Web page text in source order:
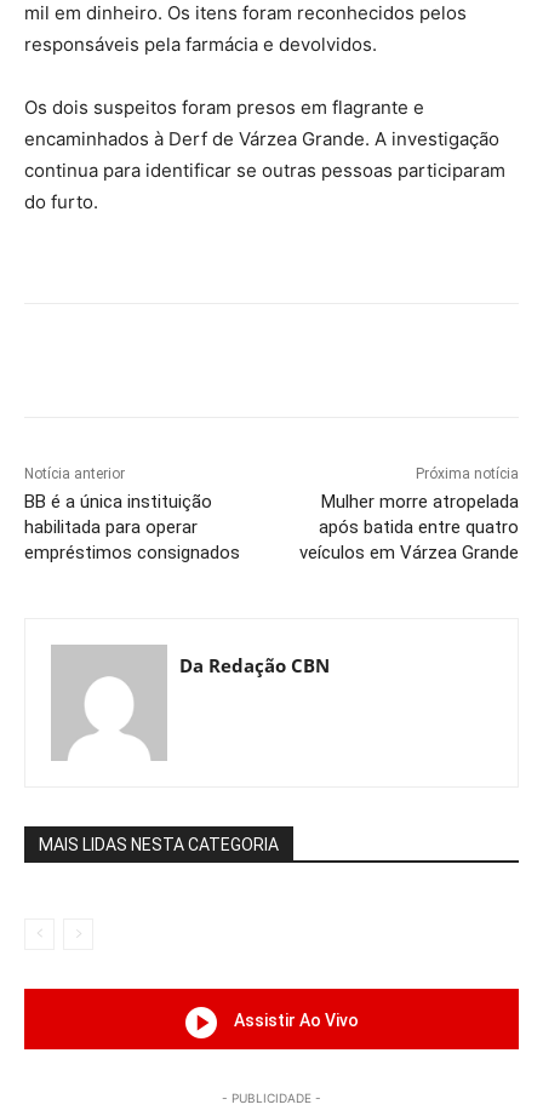
mil em dinheiro. Os itens foram reconhecidos pelos
responsáveis pela farmácia e devolvidos.
Os dois suspeitos foram presos em flagrante e
encaminhados à Derf de Várzea Grande. A investigação
continua para identificar se outras pessoas participaram
do furto.
Notícia anterior
BB é a única instituição
habilitada para operar
empréstimos consignados
Próxima notícia
Mulher morre atropelada
após batida entre quatro
veículos em Várzea Grande
Da Redação CBN
MAIS LIDAS NESTA CATEGORIA
Assistir Ao Vivo
- PUBLICIDADE -